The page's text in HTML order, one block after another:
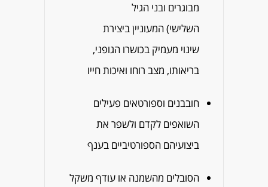
מבוגרים ובני הגיל
השלישי) המעוניין ביצירת
שינוי מעמיק בכושרו הגופני,
בריאותו, מצב רוחו ואיכות חייו
חובבנים וספורטאים פעילים
השואפים לקדם ולשפר את
ביצועיהם הספורטיביים בענף
הסובלים מהשמנה או עודף משקל